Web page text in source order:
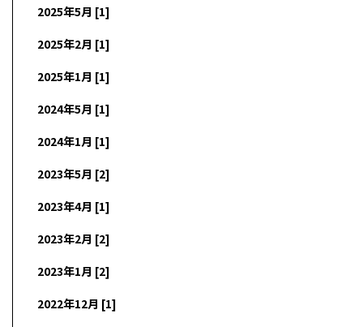
2025年5月 [1]
2025年2月 [1]
2025年1月 [1]
2024年5月 [1]
2024年1月 [1]
2023年5月 [2]
2023年4月 [1]
2023年2月 [2]
2023年1月 [2]
2022年12月 [1]